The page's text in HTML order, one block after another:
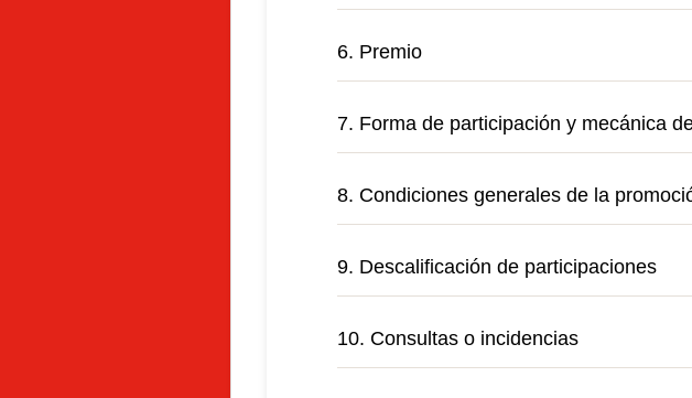
6. Premio
7. Forma de participación y mecánica
8. Condiciones generales de la
9. Descalificación de participaciones
10. Consultas o incidencias